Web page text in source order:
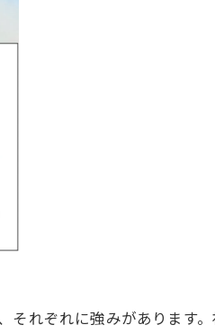
れぞれに強みがあります